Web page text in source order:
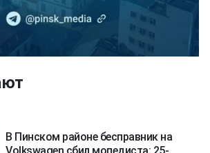
В Пинском районе бесправник на